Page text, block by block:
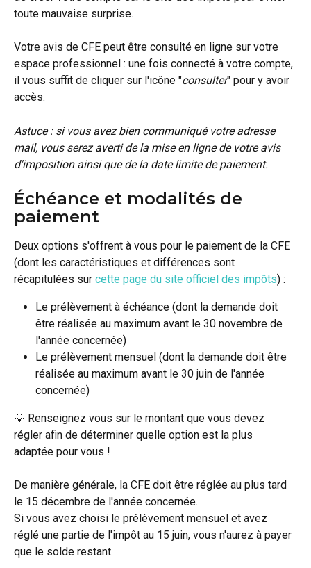
toute mauvaise surprise.
Votre avis de CFE peut être consulté en ligne sur votre
espace professionnel : une fois connecté à votre compte,
il vous suffit de cliquer sur l'icône "consulter" pour y avoir
accès.
Astuce : si vous avez bien communiqué votre adresse
mail, vous serez averti de la mise en ligne de votre avis
d'imposition ainsi que de la date limite de paiement.
Échéance et modalités de
paiement
Deux options s'offrent à vous pour le paiement de la CFE
(dont les caractéristiques et différences sont
récapitulées sur cette page du site officiel des impôts) :
Le prélèvement à échéance (dont la demande doit
être réalisée au maximum avant le 30 novembre de
l'année concernée)
Le prélèvement mensuel (dont la demande doit être
réalisée au maximum avant le 30 juin de l'année
concernée)
💡 Renseignez vous sur le montant que vous devez
régler afin de déterminer quelle option est la plus
adaptée pour vous !
De manière générale, la CFE doit être réglée au plus tard
le 15 décembre de l'année concernée.
Si vous avez choisi le prélèvement mensuel et avez
réglé une partie de l'impôt au 15 juin, vous n'aurez à payer
que le solde restant.